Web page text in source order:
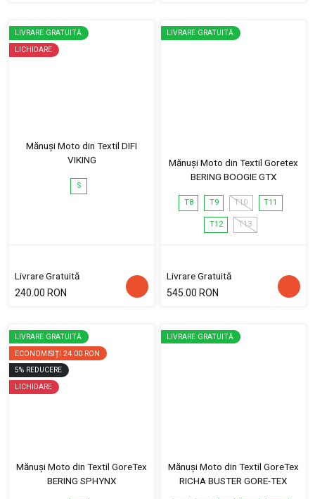
LIVRARE GRATUITĂ
LICHIDARE
Mănuși Moto din Textil DIFI
VIKING
S
Livrare Gratuită
240.00 RON
LIVRARE GRATUITĂ
Mănuși Moto din Textil Goretex
BERING BOOGIE GTX
T8 T9 T10 T11
T12 T13
Livrare Gratuită
545.00 RON
LIVRARE GRATUITĂ
ECONOMISIȚI 24.00 RON
5% REDUCERE
LICHIDARE
Mănuși Moto din Textil GoreTex
BERING SPHYNX
LIVRARE GRATUITĂ
Mănuși Moto din Textil GoreTex
RICHA BUSTER GORE-TEX